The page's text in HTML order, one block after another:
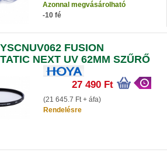
Azonnal megvásárolható
-10 fé
FUSION
NEXT UV 62MM SZŰRŐ
27 490 Ft
(21 645.7 Ft + áfa)
Rendelésre